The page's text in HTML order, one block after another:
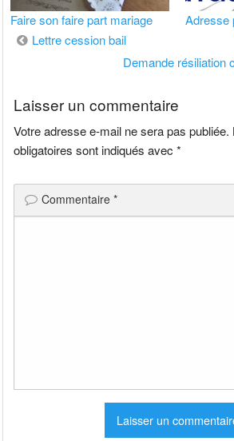
Faire son faire part mariage Adresse
Navigation
Lettre cession bail
Demande résiliation
Laisser un commentaire
Votre adresse e-mail ne sera pas publiée.
obligatoires sont indiqués avec*
Commentaire*